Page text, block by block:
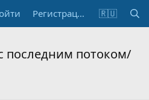
Регистрация 🇷🇺
последним потоком/